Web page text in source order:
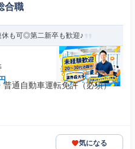
合職
休も可◎第二新卒も歓迎♪
通自動車運転免許（必須） ・
気になる